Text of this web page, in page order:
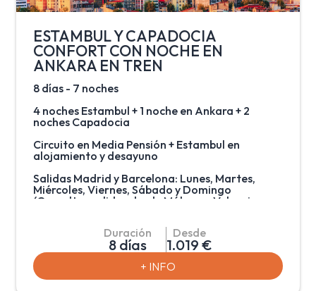
cargadas de sales calcáreas procedentes de
visitando Izmir.
ESTAMBUL Y CAPADOCIA
CONFORT CON NOCHE EN
ANKARA EN TREN
8 días - 7 noches
4 noches Estambul + 1 noche en Ankara + 2
noches Capadocia
Circuito en Media Pensión + Estambul en
alojamiento y desayuno
Salidas Madrid y Barcelona: Lunes, Martes,
Miércoles, Viernes, Sábado y Domingo
(Consultar salidas desde Málaga - Valencia -
Recorrido por Turquía incluyendo traslados en
tren y una pernoctación en la capital del país,
Ankara. A parte de disfrutar de la maravillosa y
única ciudad de Estambul donde navegarán por
el Bósforo y admirarán la arquitectura
Duración
8 días
Desde
1.019 €
+ INFO